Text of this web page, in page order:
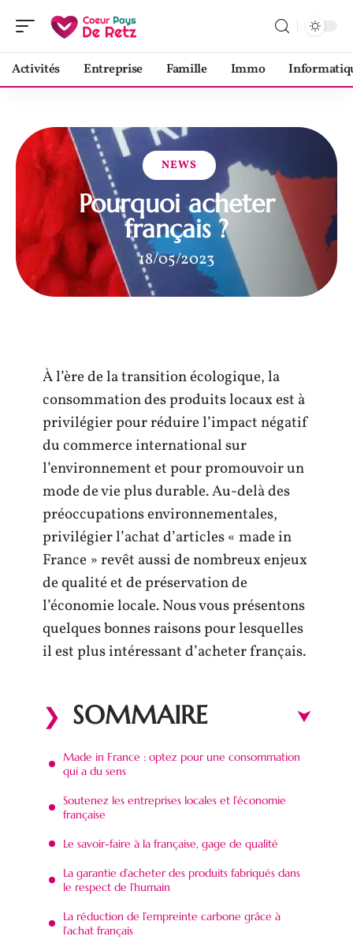
Activités Entreprise Famille Immo
NEWS
Pourquoi acheter
français ?
18/05/2023
À l’ère de la transition écologique, la
consommation des produits locaux est à
privilégier pour réduire l’impact négatif
du commerce international sur
l’environnement et pour promouvoir un
mode de vie plus durable. Au-delà des
préoccupations environnementales,
privilégier l’achat d’articles « made in
France » revêt aussi de nombreux enjeux
de qualité et de préservation de
l’économie locale. Nous vous présentons
quelques bonnes raisons pour lesquelles
il est plus intéressant d’acheter français.
SOMMAIRE
Made in France : optez pour une consommation
qui a du sens
Soutenez les entreprises locales et l’économie
française
Le savoir-faire à la française, gage de qualité
La garantie d’acheter des produits fabriqués dans
le respect de l’humain
La réduction de l’empreinte carbone grâce à
l’achat français